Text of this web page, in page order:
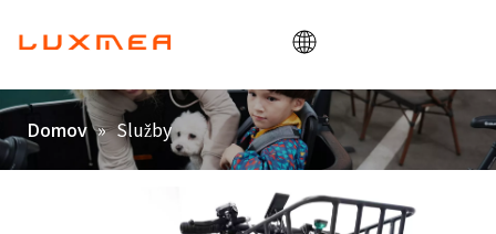
Domov
Společnost
Domov » Služby